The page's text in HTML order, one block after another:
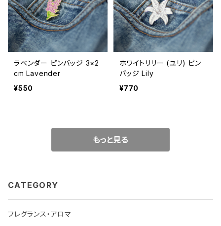
ラベンダー ピンバッジ 3×2
cm Lavender
¥550
ホワイトリリー (ユリ) ピン
バッジ Lily
¥770
もっと見る
CATEGORY
フレグランス・アロマ